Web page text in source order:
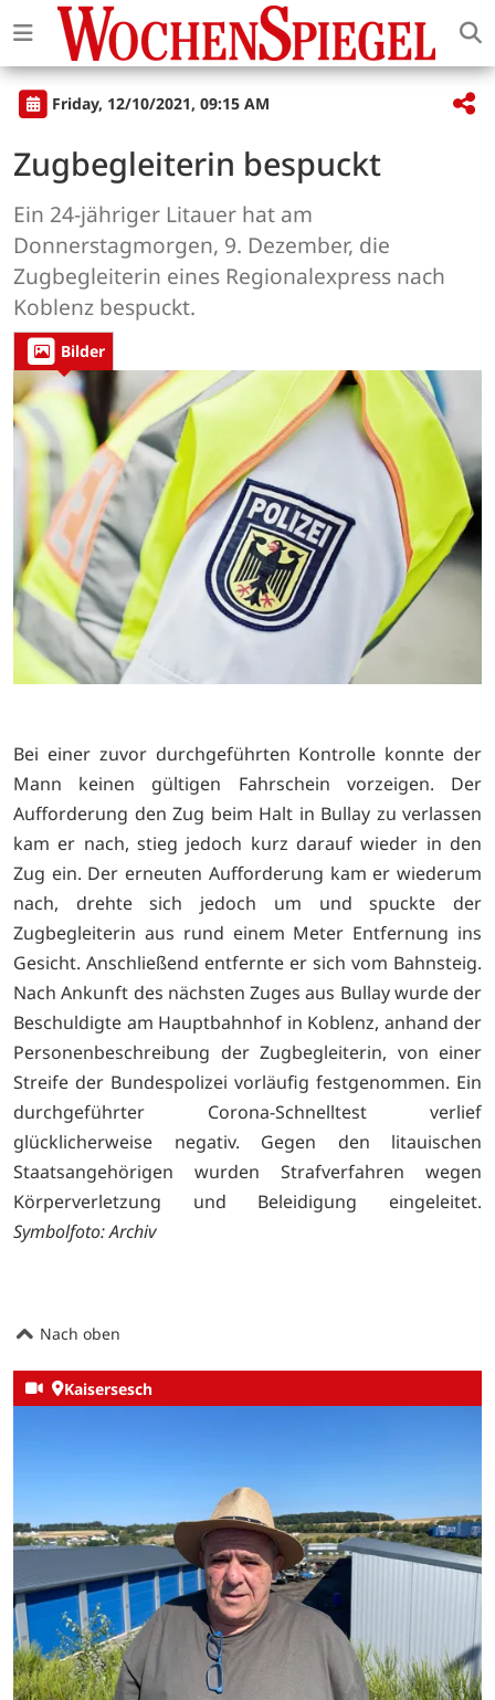
Friday, 12/10/2021, 09:15 AM
Zugbegleiterin bespuckt
Ein 24-jähriger Litauer hat am
Donnerstagmorgen, 9. Dezember, die
Zugbegleiterin eines Regionalexpress nach
Koblenz bespuckt.
Bilder
Bei einer zuvor durchgeführten Kontrolle konnte der
Mann keinen gültigen Fahrschein vorzeigen. Der
Aufforderung den Zug beim Halt in Bullay zu verlassen
kam er nach, stieg jedoch kurz darauf wieder in den
Zug ein. Der erneuten Aufforderung kam er wiederum
nach, drehte sich jedoch um und spuckte der
Zugbegleiterin aus rund einem Meter Entfernung ins
Gesicht. Anschließend entfernte er sich vom Bahnsteig.
Nach Ankunft des nächsten Zuges aus Bullay wurde der
Beschuldigte am Hauptbahnhof in Koblenz, anhand der
Personenbeschreibung der Zugbegleiterin, von einer
Streife der Bundespolizei vorläufig festgenommen. Ein
durchgeführter Corona-Schnelltest verlief
glücklicherweise negativ. Gegen den litauischen
Staatsangehörigen wurden Strafverfahren wegen
Körperverletzung und Beleidigung eingeleitet.
Symbolfoto: Archiv
Nach oben
Kaisersesch